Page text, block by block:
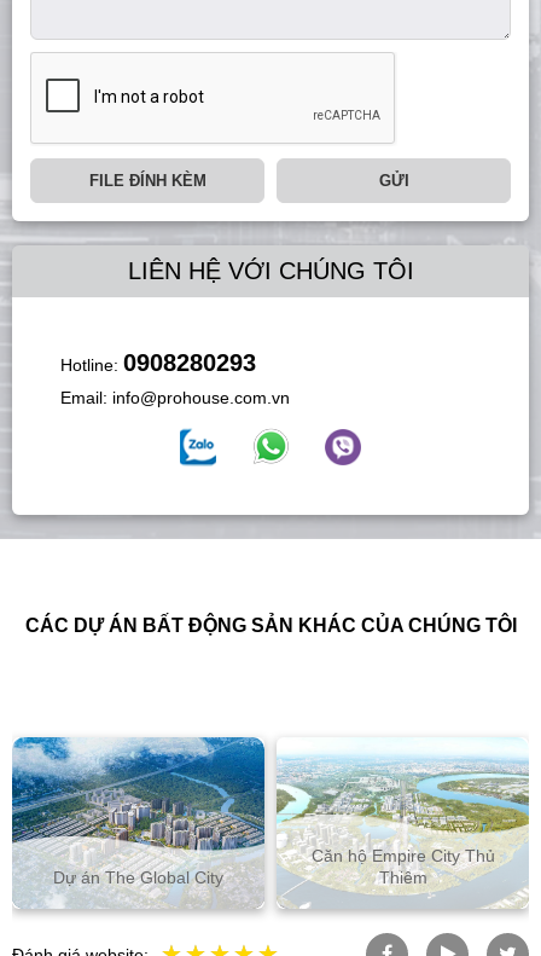
FILE ĐÍNH KÈM GỬI
LIÊN HỆ VỚI CHÚNG TÔI
Hotline: 0908280293
Email: info@prohouse.com.vn
CÁC DỰ ÁN BẤT ĐỘNG SẢN KHÁC CỦA CHÚNG TÔI
City
Căn hộ Empire City Thủ
Thiêm
Bất động sản